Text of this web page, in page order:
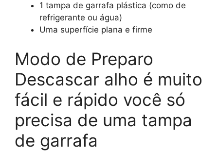
1 tampa de garrafa plástica (como de
refrigerante ou água)
Uma superfície plana e firme
Modo de Preparo
Descascar alho é muito
fácil e rápido você só
precisa de uma tampa
de garrafa